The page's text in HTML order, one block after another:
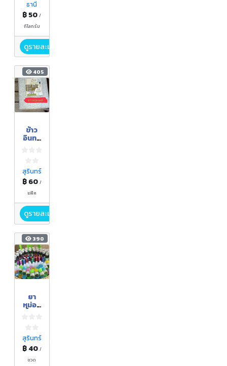
ธานี
฿ 50/
กิโลกรัม
ดูรายละเอียด
405
ข้าว
อินทรี
อินทรี
ย์
สุรินทร์
฿ 60 /
แพ๊ค
ดูรายละเอียด
390
ยา
หม่อง
ร
สุรินทร์
฿ 40 /
ขวด